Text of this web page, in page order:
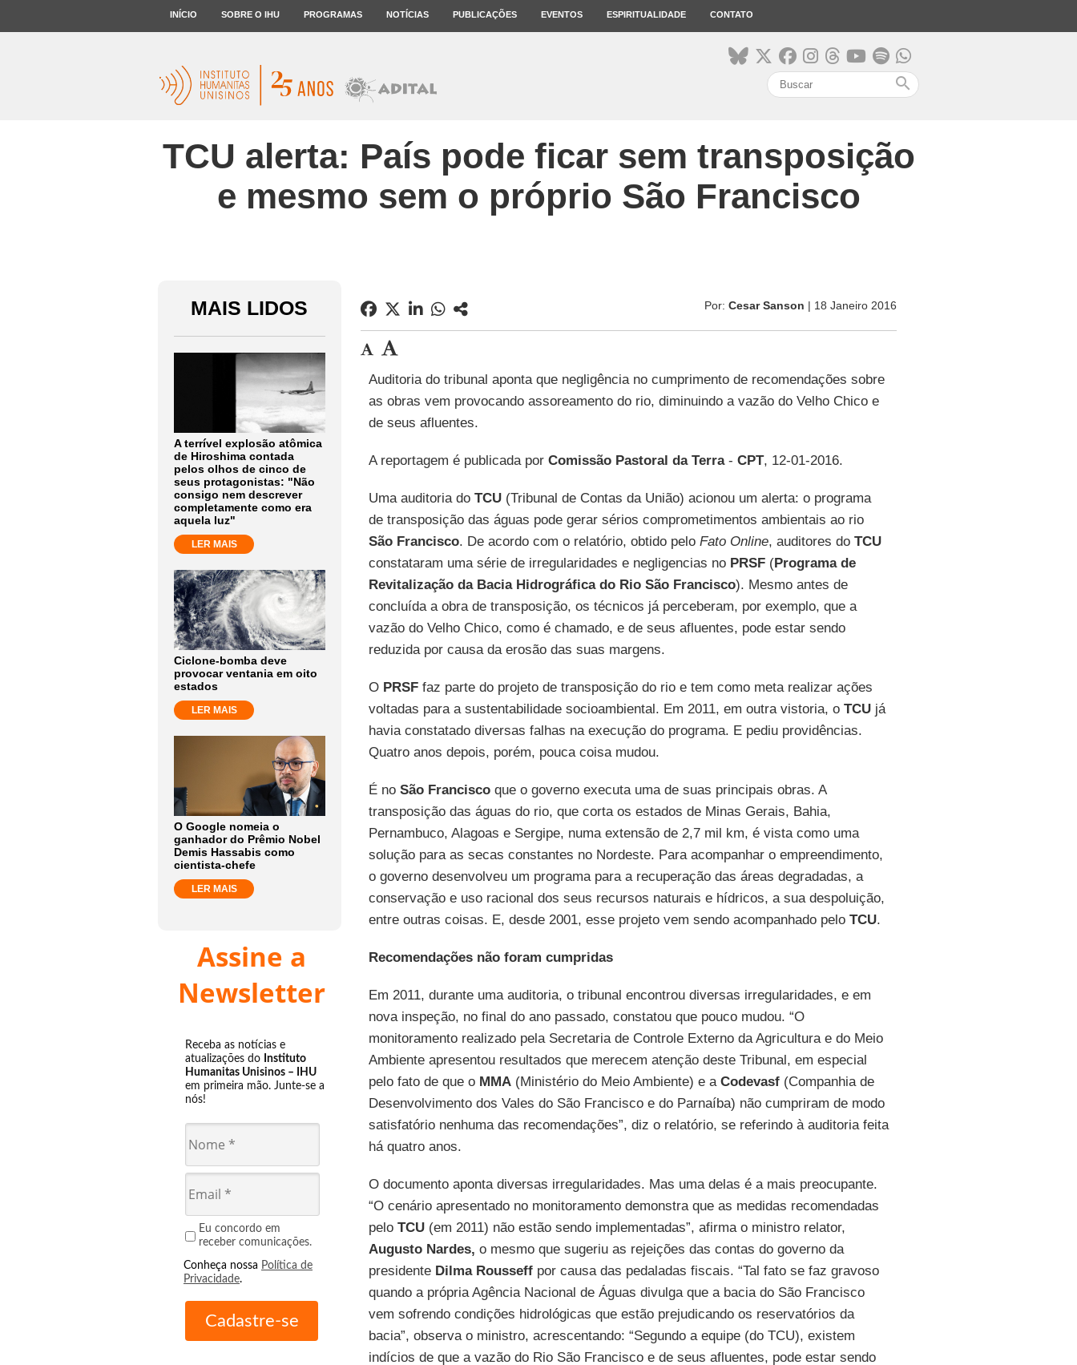
INÍCIO SOBRE O IHU PROGRAMAS NOTÍCIAS PUBLICAÇÕES EVENTOS ESPIRITUALIDADE CONTATO
search
TCU alerta: País pode ficar sem transposição
e mesmo sem o próprio São Francisco
MAIS LIDOS
A terrível explosão atômica
de Hiroshima contada
pelos olhos de cinco de
seus protagonistas: "Não
consigo nem descrever
completamente como era
aquela luz"
LER MAIS
Ciclone-bomba deve
provocar ventania em oito
estados
LER MAIS
O Google nomeia o
ganhador do Prêmio Nobel
Demis Hassabis como
cientista-chefe
LER MAIS
Assine a
Newsletter
Receba as notícias e
atualizações do Instituto
Humanitas Unisinos – IHU
em primeira mão. Junte-se a
nós!
Eu concordo em
receber comunicações.
Conheça nossa Política de
Privacidade.
Por: Cesar Sanson | 18 Janeiro 2016
Auditoria do tribunal aponta que negligência no cumprimento de recomendações sobre
as obras vem provocando assoreamento do rio, diminuindo a vazão do Velho Chico e
de seus afluentes.
A reportagem é publicada por Comissão Pastoral da Terra- CPT, 12-01-2016.
Uma auditoria do TCU(Tribunal de Contas da União) acionou um alerta: o programa
de transposição das águas pode gerar sérios comprometimentos ambientais ao rio
São Francisco. De acordo com o relatório, obtido pelo Fato Online, auditores do TCU
constataram uma série de irregularidades e negligencias no PRSF(Programa de
Revitalização da Bacia Hidrográfica do Rio São Francisco). Mesmo antes de
concluída a obra de transposição, os técnicos já perceberam, por exemplo, que a
vazão do Velho Chico, como é chamado, e de seus afluentes, pode estar sendo
reduzida por causa da erosão das suas margens.
O PRSFfaz parte do projeto de transposição do rio e tem como meta realizar ações
voltadas para a sustentabilidade socioambiental. Em 2011, em outra vistoria, o TCUjá
havia constatado diversas falhas na execução do programa. E pediu providências.
Quatro anos depois, porém, pouca coisa mudou.
É no São Franciscoque o governo executa uma de suas principais obras. A
transposição das águas do rio, que corta os estados de Minas Gerais, Bahia,
Pernambuco, Alagoas e Sergipe, numa extensão de 2,7 mil km, é vista como uma
solução para as secas constantes no Nordeste. Para acompanhar o empreendimento,
o governo desenvolveu um programa para a recuperação das áreas degradadas, a
conservação e uso racional dos seus recursos naturais e hídricos, a sua despoluição,
entre outras coisas. E, desde 2001, esse projeto vem sendo acompanhado pelo TCU.
Recomendações não foram cumpridas
Em 2011, durante uma auditoria, o tribunal encontrou diversas irregularidades, e em
nova inspeção, no final do ano passado, constatou que pouco mudou. “O
monitoramento realizado pela Secretaria de Controle Externo da Agricultura e do Meio
Ambiente apresentou resultados que merecem atenção deste Tribunal, em especial
pelo fato de que o MMA(Ministério do Meio Ambiente) e a Codevasf(Companhia de
Desenvolvimento dos Vales do São Francisco e do Parnaíba) não cumpriram de modo
satisfatório nenhuma das recomendações”, diz o relatório, se referindo à auditoria feita
há quatro anos.
O documento aponta diversas irregularidades. Mas uma delas é a mais preocupante.
“O cenário apresentado no monitoramento demonstra que as medidas recomendadas
pelo TCU(em 2011) não estão sendo implementadas”, afirma o ministro relator,
Augusto Nardes, o mesmo que sugeriu as rejeições das contas do governo da
presidente Dilma Rousseffpor causa das pedaladas fiscais. “Tal fato se faz gravoso
quando a própria Agência Nacional de Águas divulga que a bacia do São Francisco
vem sofrendo condições hidrológicas que estão prejudicando os reservatórios da
bacia”, observa o ministro, acrescentando: “Segundo a equipe (do TCU), existem
indícios de que a vazão do Rio São Francisco e de seus afluentes, pode estar sendo